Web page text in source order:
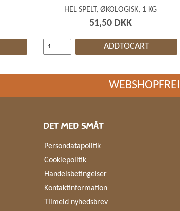
HEL SPELT, ØKOLOGISK, 1 KG
51,50 DKK
ADDTOCART
DET MED SMÅT
Persondatapolitik
Cookiepolitik
Handelsbetingelser
Kontaktinformation
Tilmeld nyhedsbrev